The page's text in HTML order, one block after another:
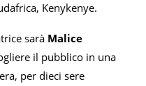
Kenykenye.
sarà Malice
il pubblico in una
per dieci sere